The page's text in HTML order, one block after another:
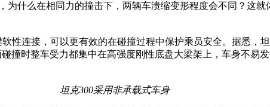
什么在相同力的撞击下，两辆车溃缩变形程度会不同？这
连接，可以更有效的在碰撞过程中保护乘员安全。据悉，
撞时整车受力都集中在高强度刚性底盘大梁架上，车身不易
坦克300采用非承载式车身